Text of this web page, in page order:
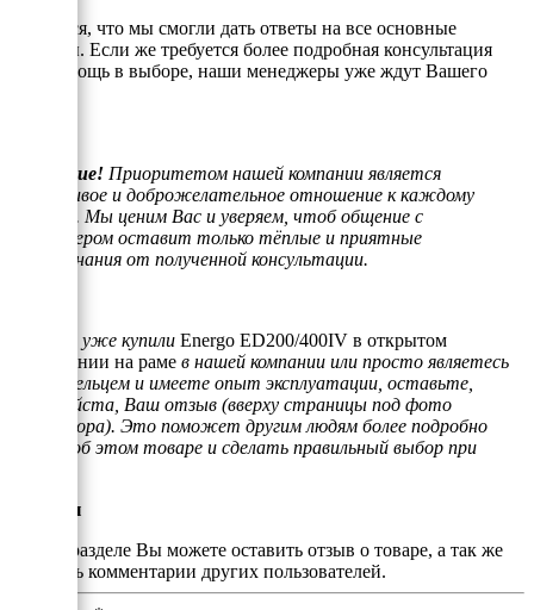
Надеемся, что мы смогли дать ответы на все основные
вопросы. Если же требуется более подробная консультация
или помощь в выборе, наши менеджеры уже ждут Вашего
Внимание! Приоритетом нашей компании является
отзывчивое и доброжелательное отношение к каждому
клиенту. Мы ценим Вас и уверяем, чтоб общение с
менеджером оставит только тёплые и приятные
воспоминания от полученной консультации.
Если Вы уже купили Energo ED200/400IV в открытом
исполнении на раме в нашей компании или просто являетесь
его владельцем и имеете опыт эксплуатации, оставьте,
пожалуйста, Ваш отзыв (вверху страницы под фото
генератора). Это поможет другим людям более подробно
узнать об этом товаре и сделать правильный выбор при
Отзывы
В этом разделе Вы можете оставить отзыв о товаре, а так же
почитать комментарии других пользователей.